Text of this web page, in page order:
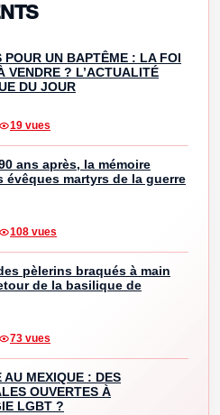
POUR UN BAPTÊME : LA FOI
VENDRE ? L’ACTUALITÉ
DU JOUR
19 vues
ans après, la mémoire
évêques martyrs de la guerre
108 vues
pèlerins braqués à main
de la basilique de
73 vues
AU MEXIQUE : DES
OUVERTES À
LGBT ?